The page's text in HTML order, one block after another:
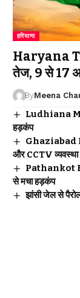
हरियाणा
Haryana
तेज, 9 से 17
ByMeena
Ludhiana
हड़कंप
Ghaziabad
और CCTV व्यवस्था
Pathankot
से मचा हड़कंप
झांसी जेल से